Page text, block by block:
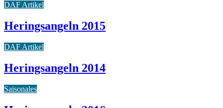
DAF Artikel
Heringsangeln 2015
DAF Artikel
Heringsangeln 2014
Saisonales